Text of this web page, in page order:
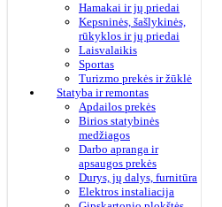
Hamakai ir jų priedai
Kepsninės, šašlykinės,
rūkyklos ir jų priedai
Laisvalaikis
Sportas
Turizmo prekės ir žūklė
Statyba ir remontas
Apdailos prekės
Birios statybinės
medžiagos
Darbo apranga ir
apsaugos prekės
Durys, jų dalys, furnitūra
Elektros instaliacija